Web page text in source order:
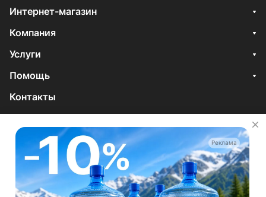
Интернет-магазин
Компания
Услуги
Помощь
Контакты
Отдел продаж
zakaz@vodovoz.ru
Для поставщиков
714@vodovoz.ru
Отдел рекламы
Реклама